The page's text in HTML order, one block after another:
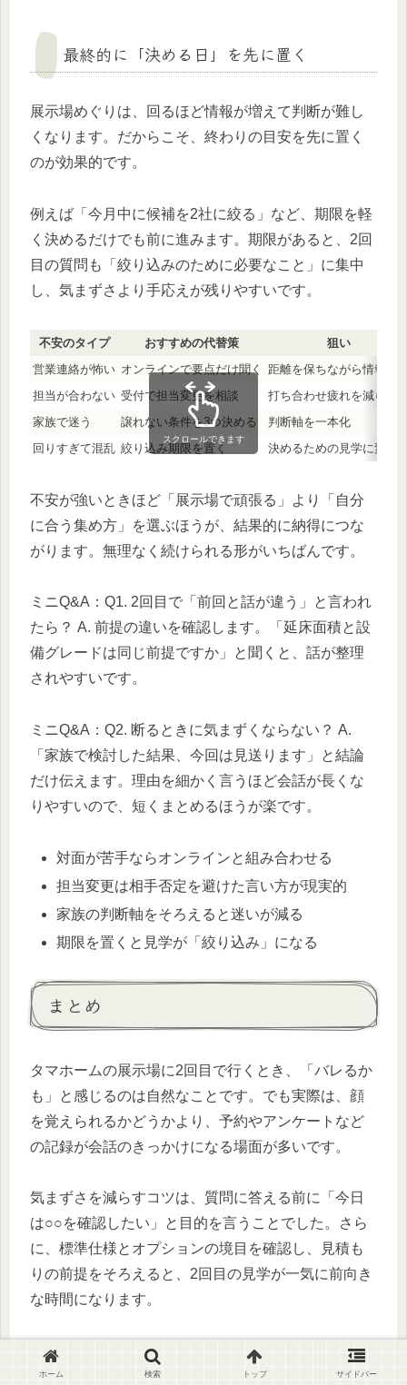
最終的に「決める日」を先に置く
展示場めぐりは、回るほど情報が増えて判断が難し
くなります。だからこそ、終わりの目安を先に置く
のが効果的です。
例えば「今月中に候補を2社に絞る」など、期限を軽
く決めるだけでも前に進みます。期限があると、2回
目の質問も「絞り込みのために必要なこと」に集中
し、気まずさより手応えが残りやすいです。
不安のタイプ おすすめの代替策
狙い
営業連絡が怖い オンラインで要点だけ聞く
距離を保ちながら情報収
担当が合わない 受付で担当変更を相談
打ち合わせ疲れを減らす
家族で迷う
譲れない条件を3つ決める
判断軸を一本化
回りすぎて混乱 絞り込み期限を置く 決めるための見学に変え
スクロールできます
不安が強いときほど「展示場で頑張る」より「自分
に合う集め方」を選ぶほうが、結果的に納得につな
がります。無理なく続けられる形がいちばんです。
ミニQ&A：Q1. 2回目で「前回と話が違う」と言われ
たら？ A. 前提の違いを確認します。「延床面積と設
備グレードは同じ前提ですか」と聞くと、話が整理
されやすいです。
ミニQ&A：Q2. 断るときに気まずくならない？ A.
「家族で検討した結果、今回は見送ります」と結論
だけ伝えます。理由を細かく言うほど会話が長くな
りやすいので、短くまとめるほうが楽です。
対面が苦手ならオンラインと組み合わせる
担当変更は相手否定を避けた言い方が現実的
家族の判断軸をそろえると迷いが減る
期限を置くと見学が「絞り込み」になる
まとめ
タマホームの展示場に2回目で行くとき、「バレるか
も」と感じるのは自然なことです。でも実際は、顔
を覚えられるかどうかより、予約やアンケートなど
の記録が会話のきっかけになる場面が多いです。
気まずさを減らすコツは、質問に答える前に「今日
は○○を確認したい」と目的を言うことでした。さら
に、標準仕様とオプションの境目を確認し、見積も
りの前提をそろえると、2回目の見学が一気に前向き
な時間になります。
もし不安が強いなら、オンライン相談や担当変更な
ど、別ルートを使っても大丈夫です。あなたのペー
ホーム 検索 トップ サイドバー